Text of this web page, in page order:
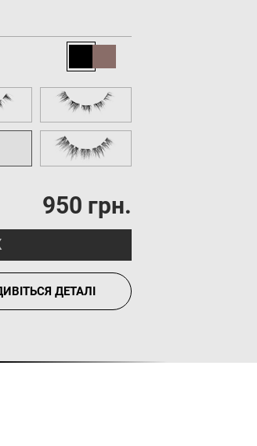
950 грн.
ДЕТАЛІ